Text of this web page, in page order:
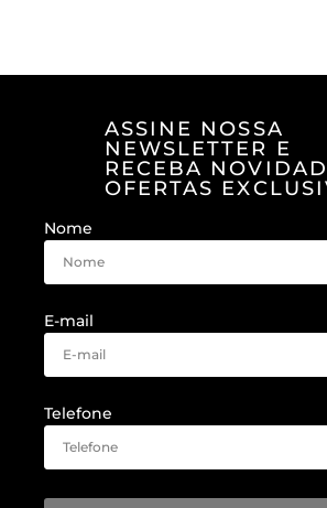
ASSINE NOSSA
NEWSLETTER E
RECEBA
OFERTAS
Nome
E-mail
Telefone